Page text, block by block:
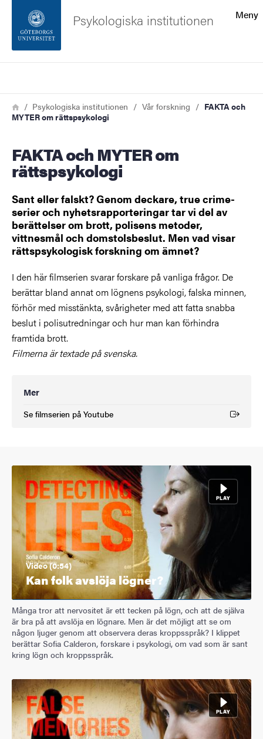
Sidfoten
Om webbplatsen
Meny
Psykologiska institutionen
Länkstig
HemPsykologiska institutionen Vår forskning
FAKTA och
MYTER om rättspsykologi
FAKTA och MYTER om
rättspsykologi
Sant eller falskt? Genom deckare, true crime-
serier och nyhetsrapporteringar tar vi del av
berättelser om brott, polisens metoder,
vittnesmål och domstolsbeslut. Men vad visar
rättspsykologisk forskning om ämnet?
I den här filmserien svarar forskare på vanliga frågor. De
berättar bland annat om lögnens psykologi, falska minnen,
förhör med misstänkta, svårigheter med att fatta snabba
beslut i polisutredningar och hur man kan förhindra
framtida brott.
Filmerna är textade på svenska.
Mer
Se filmserien på Youtube
(Extern länk)
Video (0:54)
Kan folk avslöja lögner?
Många tror att nervositet är ett tecken på lögn, och att de själva
är bra på att avslöja en lögnare. Men är det möjligt att se om
någon ljuger genom att observera deras kroppsspråk? I klippet
berättar Sofia Calderon, forskare i psykologi, om vad som är sant
kring lögn och kroppsspråk.